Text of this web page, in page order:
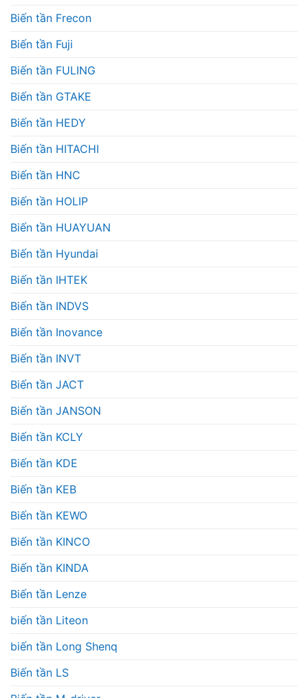
Biến tần Frecon
Biến tần Fuji
Biến tần FULING
Biến tần GTAKE
Biến tần HEDY
Biến tần HITACHI
Biến tần HNC
Biến tần HOLIP
Biến tần HUAYUAN
Biến tần Hyundai
Biến tần IHTEK
Biến tần INDVS
Biến tần Inovance
Biến tần INVT
Biến tần JACT
Biến tần JANSON
Biến tần KCLY
Biến tần KDE
Biến tần KEB
Biến tần KEWO
Biến tần KINCO
Biến tần KINDA
Biến tần Lenze
biến tần Liteon
biến tần Long Shenq
Biến tần LS